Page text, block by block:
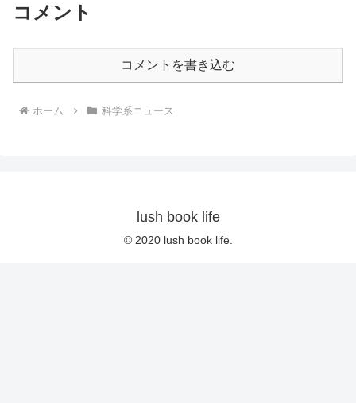
コメント
コメントを書き込む
ホーム 科学系ニュース
lush book life
© 2020 lush book life.